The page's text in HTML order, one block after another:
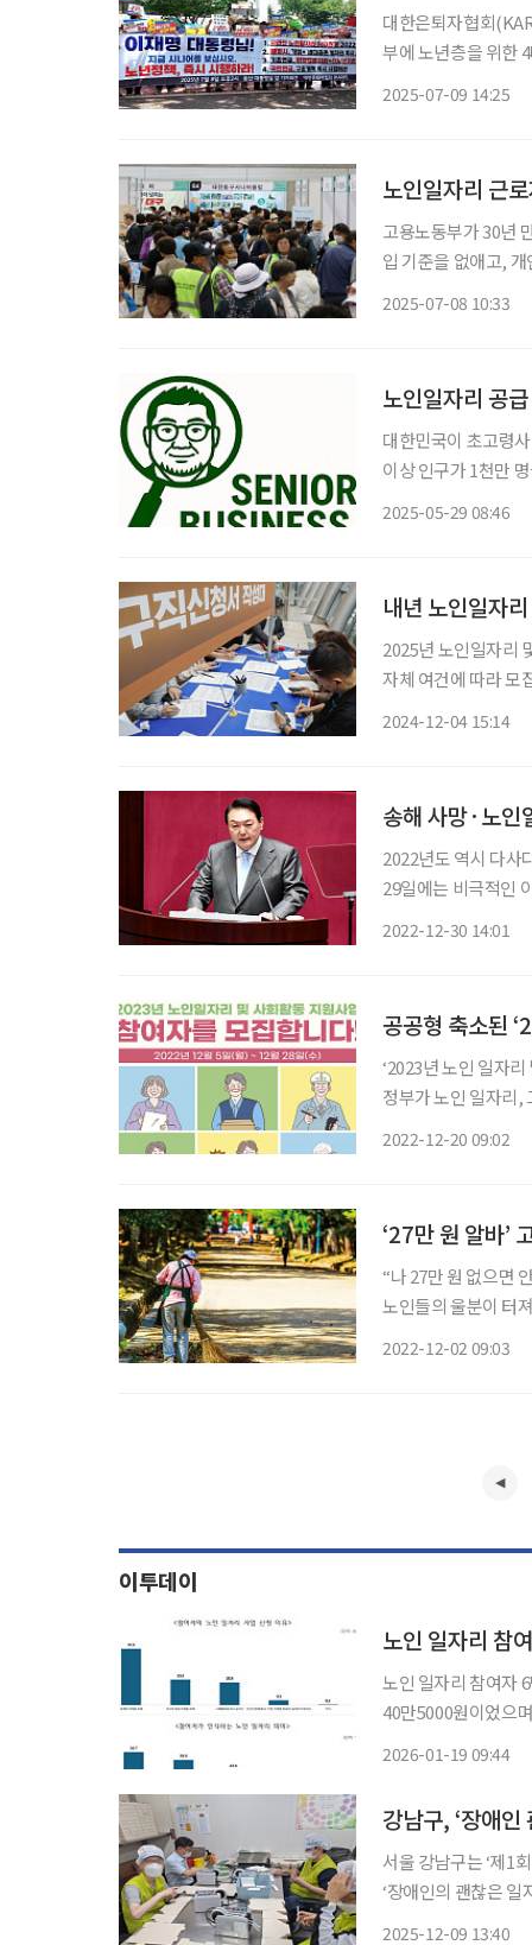
대한은퇴자협회
부에 노년층을 위한 4대 정책을
2025-07-09 14:25
노인일자리 근
고용노동부가 30년
입 기준을 없애고,
2025-07-08 10:33
노인일자리 공
대한민국이 초고령
이상 인구가 1천만
2025-05-29 08:46
내년 노인일자
2025년 노인일자리
자체 여건에 따라 모집 기간은 다를 수 있
2024-12-04 15:14
송해 사망·노
2022년도 역시 다사
29일에는 비극적인
2022-12-30 14:01
공공형 축소된
‘2023년 노인 일자
정부가 노인 일자리,
2022-12-20 09:02
‘27만 원 알바’
“나 27만 원 없으면
노인들의 울분이 터
2022-12-02 09:03
이투데이
노인 일자리 참
노인 일자리 참여자
40만5000원이었으며, 10명 중
2026-01-19 09:44
강남구, ‘장애인
서울 강남구는 ‘제1
‘장애인의 괜찮은 일자리
2025-12-09 13:40